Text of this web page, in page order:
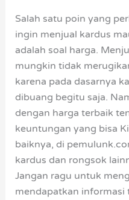
Salah satu poin yang
ingin menjual kardus
adalah soal harga.
mungkin tidak
karena pada dasarnya
dibuang begitu saja.
dengan harga terbaik
keuntungan yang bisa
baiknya, di
kardus dan rongsok
Jangan ragu untuk
mendapatkan informasi